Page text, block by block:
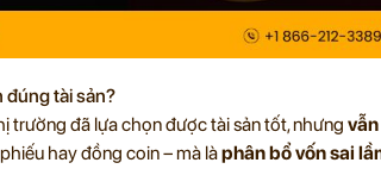
đúng tài sản?
trường đã lựa chọn được tài sản tốt, nhưng
hay đồng coin – mà làphân bổ vốn sai